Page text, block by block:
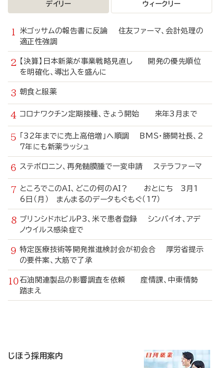
デイリー ウィークリー
米ゴッサムの報告書に反論 住友ファーマ、会計処理の
適正性強調
【決算】日本新薬が事業戦略見直し 開発の優先順位
を明確化、導出入を盛んに
朝食と服薬
コロナワクチン定期接種、きょう開始 来年3月まで
「32年までに売上高倍増」へ順調 BMS・勝間社長、2
7年にも新薬ラッシュ
ステボロニン、再発髄膜腫で一変申請 ステラファーマ
ところでこのAI、どこの何のAI？ おとにち 3月1
6日（月） まんまるのデータもぐもぐ（17）
ブリンシドホビルP3、米で患者登録 シンバイオ、アデ
ノウイルス感染症で
特定医療技術等開発推進検討会が初会合 厚労省提示
の要件案、大筋で了承
石油関連製品の影響調査を依頼 産情課、中東情勢
踏まえ
じほう採用案内